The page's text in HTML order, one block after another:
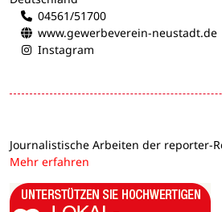
04561/51700
www.gewerbeverein-neustadt.de
Instagram
Journalistische Arbeiten der reporter-
Mehr erfahren